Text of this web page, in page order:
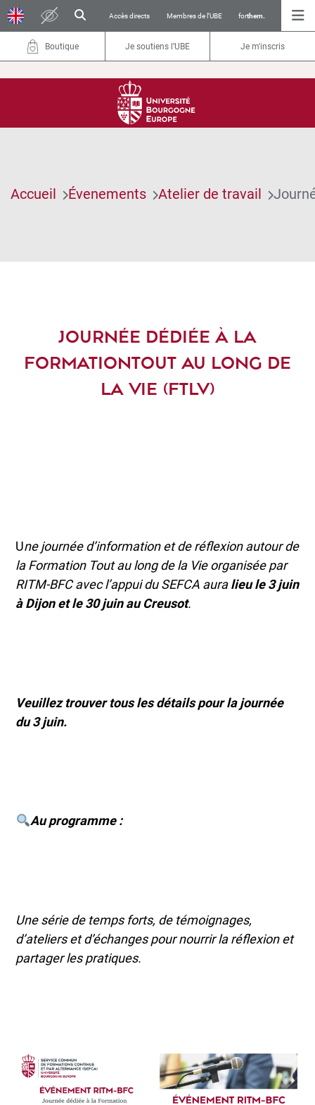
Accès directs Membres de l’UBE forthem.
Boutique Je soutiens l’UBE Je m'inscris
Accueil Évenements Atelier de travail
JOURNÉE DÉDIÉE À LA
FORMATIONTOUT AU LONG DE
LA VIE (FTLV)
Une journée d’information et de réflexion autour de
la Formation Tout au long de la Vie organisée par
RITM-BFC avec l’appui du SEFCA auralieu le 3 juin
à Dijon et le 30 juin au Creusot.
Veuillez trouver tous les détails pour la journée
du 3 juin.
Au programme :
Une série de temps forts, de témoignages,
d’ateliers et d’échanges pour nourrir la réflexion et
partager les pratiques.